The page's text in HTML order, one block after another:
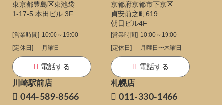
東京都豊島区東池袋
1-17-5 本田ビル 3F
[営業時間] 10:00～19:00
[定休日]
月曜日
電話する
京都府京都市下京区
貞安前之町619
朝日ビル4F
[営業時間] 10:00～19:00
[定休日]
月曜日〜木曜日
電話する
川崎駅前店
044-589-8566
札幌店
011-330-1466